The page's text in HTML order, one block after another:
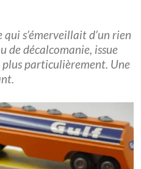
s’émerveillait d’un rien
de décalcomanie, issue
plus particulièrement. Une